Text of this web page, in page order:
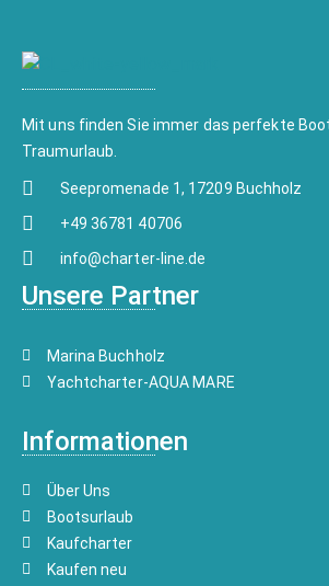
Mit uns finden Sie immer das perfekte
Traumurlaub.
Seepromenade 1, 17209 Buchholz
+49 36781 40706
info@charter-line.de
Unsere Partner
Marina Buchholz
Yachtcharter-AQUA MARE
Informationen
Über Uns
Bootsurlaub
Kaufcharter
Kaufen neu